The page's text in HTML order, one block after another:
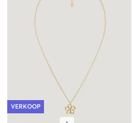
VERKOOP